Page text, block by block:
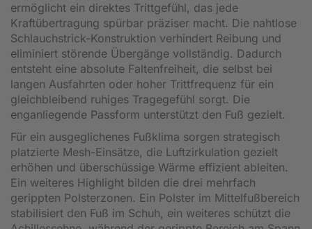
ermöglicht ein direktes Trittgefühl, das jede
Kraftübertragung spürbar präziser macht. Die nahtlose
Schlauchstrick-Konstruktion verhindert Reibung und
eliminiert störende Übergänge vollständig. Dadurch
entsteht eine absolute Faltenfreiheit, die selbst bei
langen Ausfahrten oder hoher Trittfrequenz für ein
gleichbleibend ruhiges Tragegefühl sorgt. Die
enganliegende Passform unterstützt den Fuß gezielt.
Für ein ausgeglichenes Fußklima sorgen strategisch
platzierte Mesh-Einsätze, die Luftzirkulation gezielt
erhöhen und überschüssige Wärme effizient ableiten.
Ein weiteres Highlight bilden die drei mehrfach
gerippten Polsterzonen. Ein Polster im Mittelfußbereich
stabilisiert den Fuß im Schuh, ein weiteres schützt die